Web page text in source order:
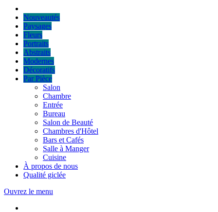
Nouveautés
Paysages
Fleurs
Portraits
Abstraits
Modernes
Décoratifs
Par Pièce
Salon
Chambre
Entrée
Bureau
Salon de Beauté
Chambres d'Hôtel
Bars et Cafés
Salle à Manger
Cuisine
À propos de nous
Qualité giclée
Ouvrez le menu